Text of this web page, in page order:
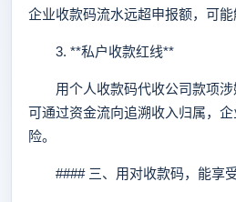
企业收款码流水远超申报额，可能
3. **私户收款红线**
用个人收款码代收公司款项涉
可通过资金流向追溯收入归属，企
险。
#### 三、用对收款码，能享受